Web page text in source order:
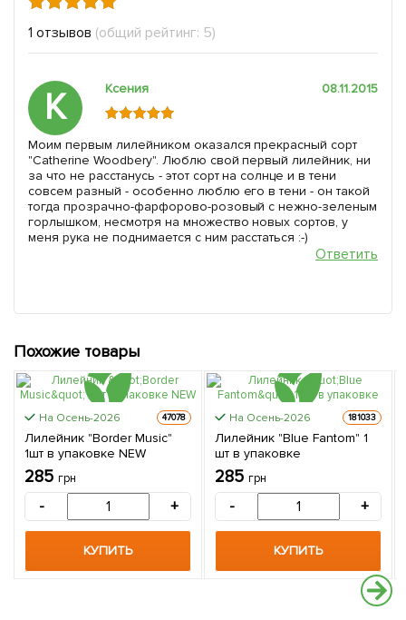
1 отзывов (общий рейтинг: 5)
К Ксения 08.11.2015
Моим первым лилейником оказался прекрасный сорт
"Catherine Woodbery". Люблю свой первый лилейник, ни
за что не расстанусь - этот сорт на солнце и в тени
совсем разный - особенно люблю его в тени - он такой
тогда прозрачно-фарфорово-розовый с нежно-зеленым
горлышком, несмотря на множество новых сортов, у
меня рука не поднимается с ним расстаться :-)
Ответить
Похожие товары
На Осень-2026 47078
Лилейник "Border Musiс"
1шт в упаковке NEW
285 грн
- +
КУПИТЬ
На Осень-2026 181033
Лилейник "Blue Fantom" 1
шт в упаковке
285 грн
- +
КУПИТЬ